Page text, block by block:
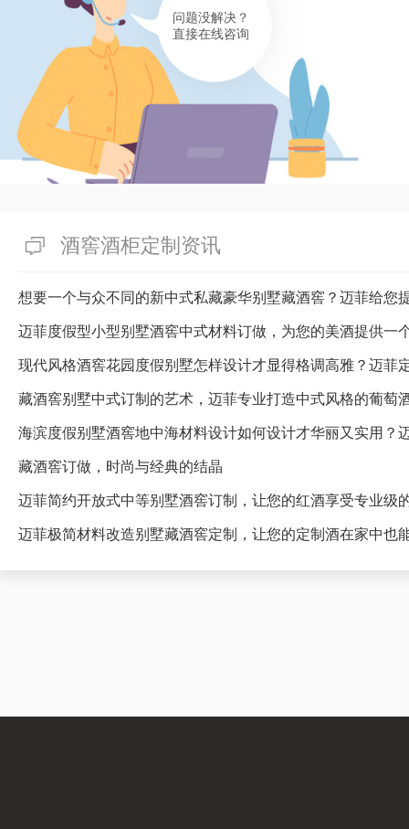
有帮助(
问题没解决？
直接在线咨询
酒窖酒柜定制资讯
想要一个与众不同的新中式私藏豪华别墅藏酒窖？迈菲给您
迈菲度假型小型别墅酒窖中式材料订做，为您的美酒提供一
藏酒窖别墅中式订制的艺术，迈菲专业打造中式风格的葡萄
海滨度假别墅酒窖地中海材料设计如何设计才华丽又实用？
藏酒窖订做，时尚与经典的结晶
迈菲简约开放式中等别墅酒窖订制，让您的红酒享受专业级
迈菲极简材料改造别墅藏酒窖定制，让您的定制酒在家中也